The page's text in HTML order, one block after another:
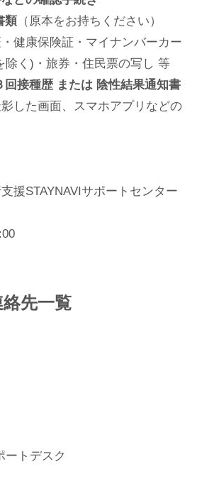
類（原本をお持ちください）
康保険証・マイナンバーカー
除く)・旅券・住民票の写し 等
接種歴 または 陰性結果通知書
た画面、スマホアプリなどの
援STAYNAVIサポートセンター
先一覧
ートデスク